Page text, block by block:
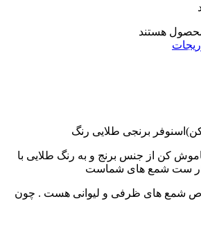
هستند
برنجی طلایی رنگ
کن از جنس برنج و به رنگ طلایی با
ست شمع های شماست
شمع های ظرفی و لیوانی هست . چون